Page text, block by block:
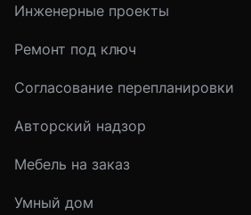
Инженерные проекты
Ремонт под ключ
Согласование перепланировки
Авторский надзор
Мебель на заказ
Умный дом